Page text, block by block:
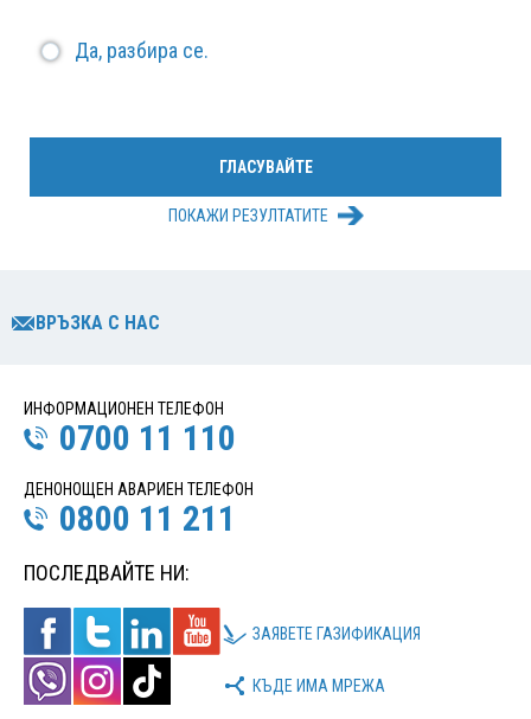
Да, разбира се.
ПОКАЖИ РЕЗУЛТАТИТЕ
ВРЪЗКА С НАС
ИНФОРМАЦИОНЕН ТЕЛЕФОН
0700 11 110
ДЕНОНОЩЕН АВАРИЕН ТЕЛЕФОН
0800 11 211
ПОСЛЕДВАЙТЕ НИ:
ЗАЯВЕТЕ ГАЗИФИКАЦИЯ
КЪДЕ ИМА МРЕЖА